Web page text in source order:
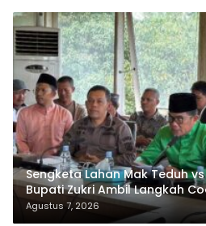
Sengketa Lahan Mak Teduh
Bupati Zukri Ambil Langkah
Agustus 7, 2026